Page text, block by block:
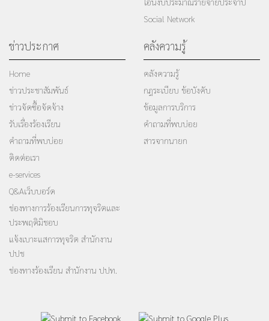
Social Network
ข่าวประกาศ
Home
ข่าวประชาสัมพันธ์
ข่าวจัดซื้อจัดจ้าง
รับเรื่องร้องเรียน
คำถามที่พบบ่อย
ติดต่อเรา
e-services
Q&Aเว็บบอร์ด
ช่องทางการร้องเรียนการทุจริตและ
ประพฤติมิชอบ
แจ้งเบาะแสการทุจริต สำนักงาน
ปปช
ช่องทางร้องเรียน สำนักงาน ปปท.
คลังความรู้
คลังความรู้
กฎระเบียบ ข้อบังคับ
ข้อมูลการบริการ
คำถามที่พบบ่อย
สารจากนายก